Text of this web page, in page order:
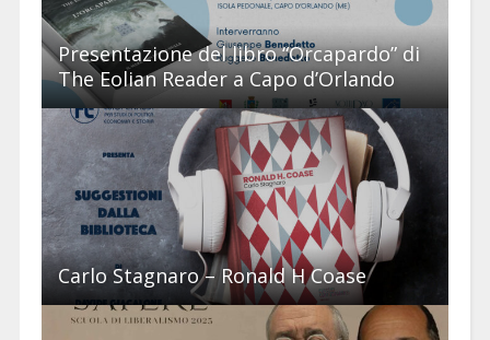
Presentazione del libro “Orcapardo” di
The Eolian Reader a Capo d’Orlando
Carlo Stagnaro – Ronald H Coase